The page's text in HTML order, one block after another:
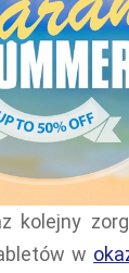
kolejny
w